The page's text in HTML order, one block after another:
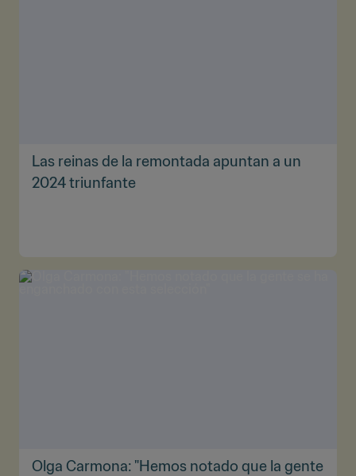
Las reinas de la remontada apuntan a un
2024 triunfante
Olga Carmona: "Hemos notado que la gente